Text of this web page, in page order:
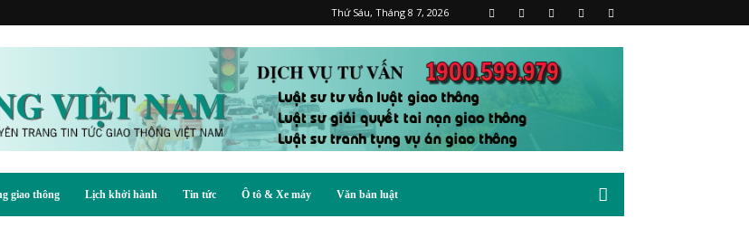
Thứ Sáu, Tháng 8 7, 2026
giao thông Lịch khởi hành Tin tức Ô tô & Xe máy Văn bản luật